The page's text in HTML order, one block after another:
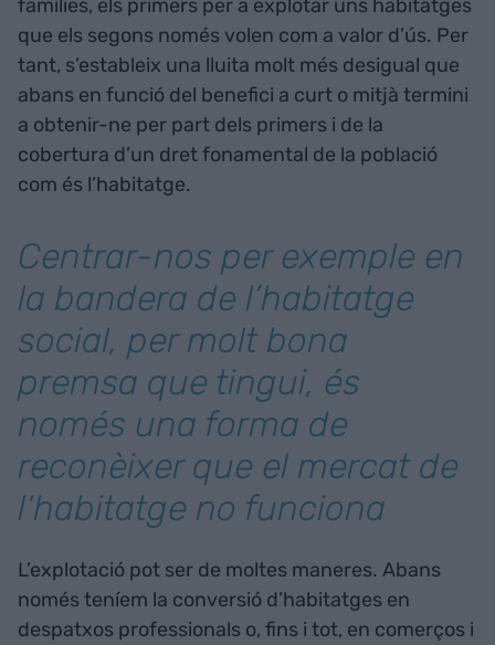
famílies, els primers per a explotar uns habitatges
que els segons només volen com a valor d’ús. Per
tant, s’estableix una lluita molt més desigual que
abans en funció del benefici a curt o mitjà termini
a obtenir-ne per part dels primers i de la
cobertura d’un dret fonamental de la població
com és l’habitatge.
Centrar-nos per exemple en
la bandera de l’habitatge
social, per molt bona
premsa que tingui, és
només una forma de
reconèixer que el mercat de
l’habitatge no funciona
L’explotació pot ser de moltes maneres. Abans
només teníem la conversió d’habitatges en
despatxos professionals o, fins i tot, en comerços i